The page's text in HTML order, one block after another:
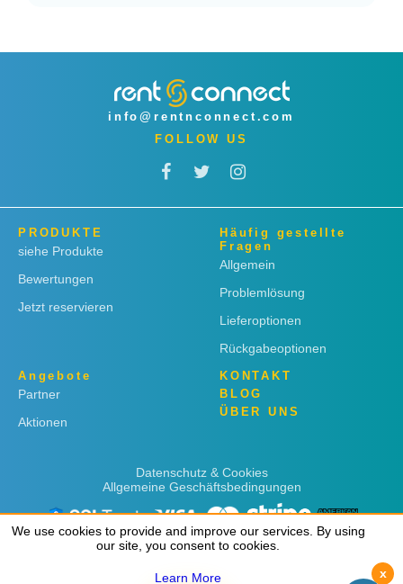
info@rentnconnect.com
FOLLOW US
PRODUKTE
siehe Produkte
Bewertungen
Jetzt reservieren
Häufig gestellte
Fragen
Allgemein
Problemlösung
Lieferoptionen
Rückgabeoptionen
Angebote
Partner
Aktionen
KONTAKT
BLOG
ÜBER UNS
Datenschutz & Cookies
Allgemeine Geschäftsbedingungen
We use cookies to provide and improve our services. By using
our site, you consent to cookies.
Learn More x
We use cookies to provide and improve our services. By using
our site, you consent to cookies.
Learn More x